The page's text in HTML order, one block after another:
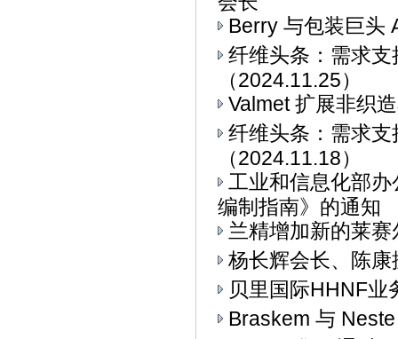
Berry 与包装巨头
纤维头条：需求
（2024.11.25）
Valmet 扩展非织
纤维头条：需求
（2024.11.18）
工业和信息化部
编制指南》的通知
兰精增加新的莱
杨长辉会长、陈
贝里国际HHNF业
Braskem 与